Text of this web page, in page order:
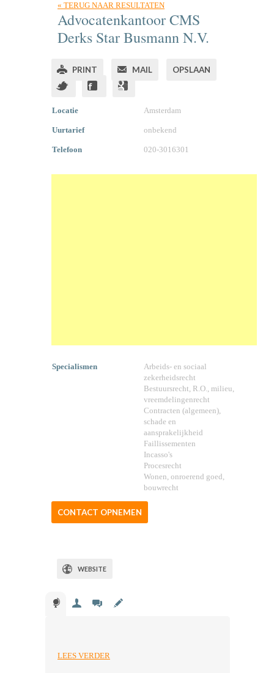
« TERUG NAAR RESULTATEN
Advocatenkantoor CMS
Derks Star Busmann N.V.
PRINT MAIL OPSLAAN
Locatie Amsterdam
Uurtarief onbekend
Telefoon 020-3016301
Specialismen
Arbeids- en sociaal
zekerheidsrecht
Bestuursrecht, R.O., milieu,
vreemdelingenrecht
Contracten (algemeen),
schade en
aansprakelijkheid
Faillissementen
Incasso's
Procesrecht
Wonen, onroerend goed,
bouwrecht
CONTACT OPNEMEN
WEBSITE
LEES VERDER